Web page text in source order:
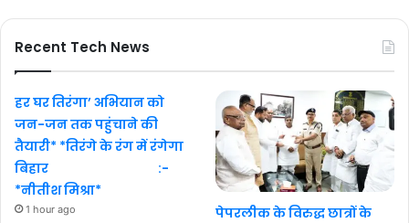
Recent Tech News
हर घर तिरंगा’ अभियान को
जन-जन तक पहुंचाने की
तैयारी* *तिरंगे के रंग में रंगेगा
बिहार :-
*नीतीश मिश्रा*
1 hour ago
पेपरलीक के विरुद्ध छात्रों के